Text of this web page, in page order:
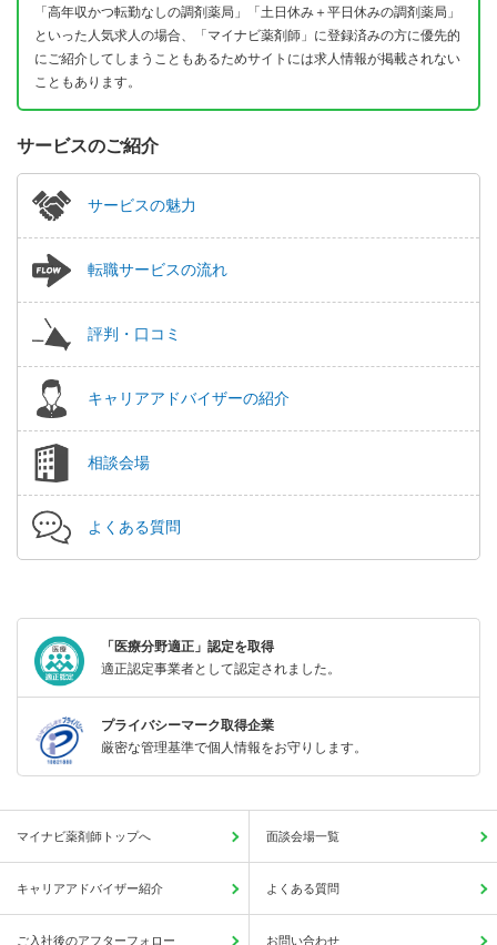
「高年収かつ転勤なしの調剤薬局」「土日休み＋平日休みの調剤薬局」
といった人気求人の場合、「マイナビ薬剤師」に登録済みの方に優先的
にご紹介してしまうこともあるためサイトには求人情報が掲載されない
こともあります。
サービスのご紹介
サービスの魅力
転職サービスの流れ
評判・口コミ
キャリアアドバイザーの紹介
相談会場
よくある質問
「医療分野適正」認定を取得
適正認定事業者として認定されました。
プライバシーマーク取得企業
厳密な管理基準で個人情報をお守りします。
マイナビ薬剤師トップへ 面談会場一覧
キャリアアドバイザー紹介 よくある質問
ご入社後のアフターフォロー お問い合わせ